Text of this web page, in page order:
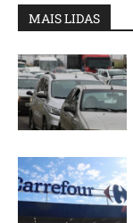
MAIS LIDAS